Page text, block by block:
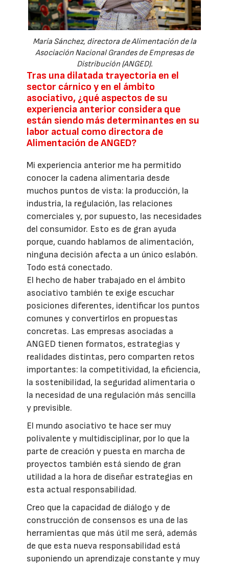
María Sánchez, directora de Alimentación de la
Asociación Nacional Grandes de Empresas de
Distribución (ANGED).
Tras una dilatada trayectoria en el
sector cárnico y en el ámbito
asociativo, ¿qué aspectos de su
experiencia anterior considera que
están siendo más determinantes en su
labor actual como directora de
Alimentación de ANGED?
Mi experiencia anterior me ha permitido
conocer la cadena alimentaria desde
muchos puntos de vista: la producción, la
industria, la regulación, las relaciones
comerciales y, por supuesto, las necesidades
del consumidor. Esto es de gran ayuda
porque, cuando hablamos de alimentación,
ninguna decisión afecta a un único eslabón.
Todo está conectado.
El hecho de haber trabajado en el ámbito
asociativo también te exige escuchar
posiciones diferentes, identificar los puntos
comunes y convertirlos en propuestas
concretas. Las empresas asociadas a
ANGED tienen formatos, estrategias y
realidades distintas, pero comparten retos
importantes: la competitividad, la eficiencia,
la sostenibilidad, la seguridad alimentaria o
la necesidad de una regulación más sencilla
y previsible.
El mundo asociativo te hace ser muy
polivalente y multidisciplinar, por lo que la
parte de creación y puesta en marcha de
proyectos también está siendo de gran
utilidad a la hora de diseñar estrategias en
esta actual responsabilidad.
Creo que la capacidad de diálogo y de
construcción de consensos es una de las
herramientas que más útil me será, además
de que esta nueva responsabilidad está
suponiendo un aprendizaje constante y muy